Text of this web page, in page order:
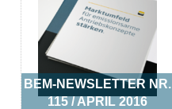
BEM-NEWSLETTER NR.
115 / APRIL 2016